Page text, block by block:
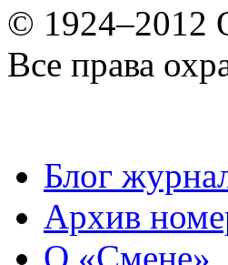
© 1924–2012
Все права
Блог
Архив
О «Смене»